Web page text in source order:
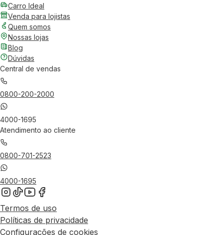
Carro Ideal
Venda para lojistas
Quem somos
Nossas lojas
Blog
Dúvidas
Central de vendas
0800-200-2000
4000-1695
Atendimento ao cliente
0800-701-2523
4000-1695
Termos de uso
Políticas de privacidade
Configurações de cookies